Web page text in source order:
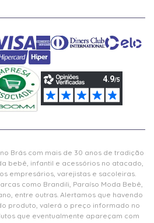
Brás com mais de 30 anos de tradição
bebê, infantil e acessórios no atacado,
empresários, varejistas e sacoleiras.
como Brandili, Paraíso Moda Bebê,
entre outras. Alertamos que havendo
produto, valerá o preço informado no
que eventualmente apareçam com